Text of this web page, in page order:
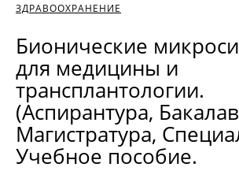
ЗДРАВООХРАНЕНИЕ
Бионические
для медицины и
трансплантологии.
(Аспирантура,
Магистратура,
Учебное пособие.